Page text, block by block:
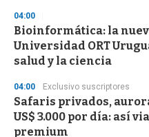
04:00
Bioinformática: la
Universidad ORT
salud y la ciencia
04:00 Exclusivo suscriptores
Safaris privados,
US$ 3.000 por día: así
premium